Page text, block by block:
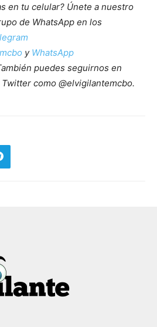
en tu celular? Únete a nuestro
de WhatsApp en los
y WhatsApp
puedes seguirnos en
como @elvigilantemcbo.